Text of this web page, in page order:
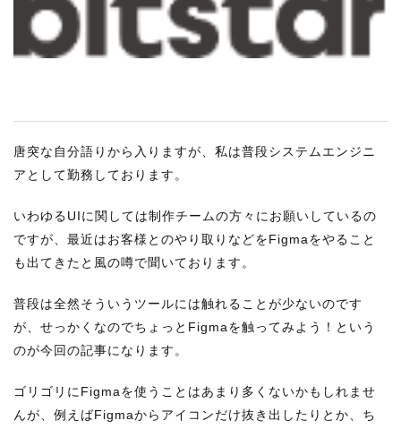
WORKS
RECRUIT
STAFF BLOG
CONTACT US
サイトマップ
情報セキュリティ
プライバシーポリシー
唐突な自分語りから入りますが、私は普段システムエンジニ
アとして勤務しております。
いわゆるUIに関しては制作チームの方々にお願いしているの
ですが、最近はお客様とのやり取りなどをFigmaをやること
も出てきたと風の噂で聞いております。
普段は全然そういうツールには触れることが少ないのです
が、せっかくなのでちょっとFigmaを触ってみよう！という
のが今回の記事になります。
ゴリゴリにFigmaを使うことはあまり多くないかもしれませ
んが、例えばFigmaからアイコンだけ抜き出したりとか、ち